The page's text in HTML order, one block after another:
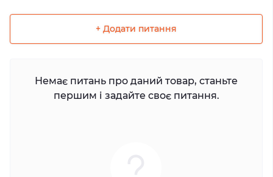
+ Додати питання
Немає питань про даний товар, станьте
першим і задайте своє питання.